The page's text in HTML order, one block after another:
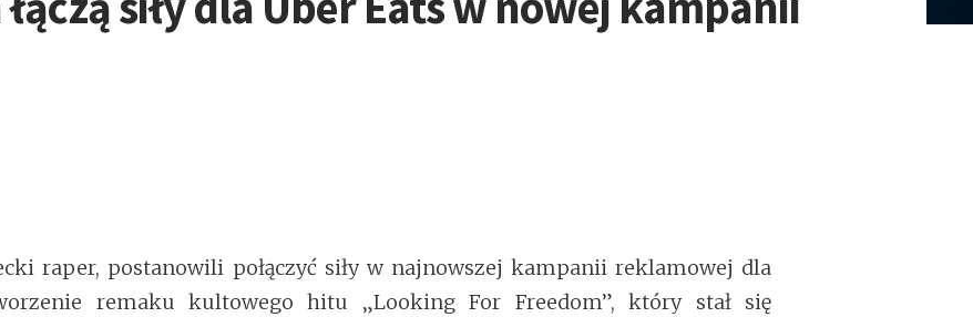
raper, postanowili połączyć siły w najnowszej kampanii reklamowej dla
remaku kultowego hitu „Looking For Freedom”, który stał się